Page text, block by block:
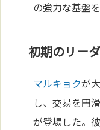
の強力な基盤
初期のリー
マルキョクが
し、交易を円
が登場した。